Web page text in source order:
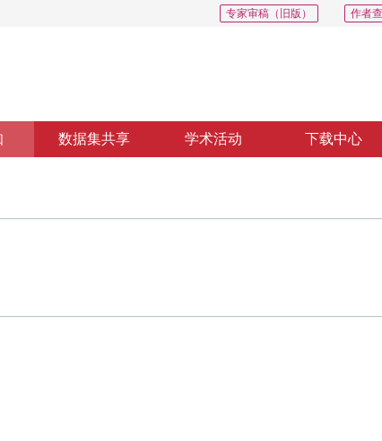
作者
专家审稿（旧版）
数据集共享 学术活动 下载中心